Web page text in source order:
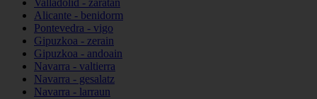
Valladolid - zaratán
Alicante - benidorm
Pontevedra - vigo
Gipuzkoa - zerain
Gipuzkoa - andoain
Navarra - valtierra
Navarra - gesalatz
Navarra - larraun